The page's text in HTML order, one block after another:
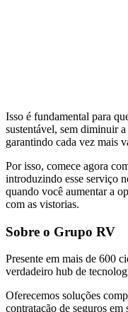
Isso é fundamental para
sustentável, sem diminuir
garantindo cada vez mais
Por isso, comece agora
introduzindo esse serviço
quando você aumentar a
com as vistorias.
Sobre o Grupo RV
Presente em mais de 600
verdadeiro hub de
Oferecemos soluções
contratação de seguros em